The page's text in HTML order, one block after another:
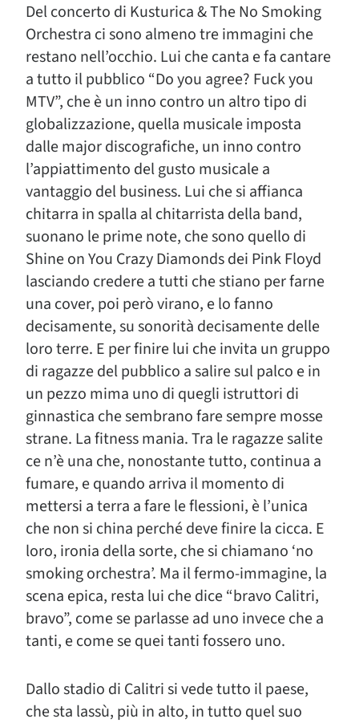
Del concerto di Kusturica & The No Smoking
Orchestra ci sono almeno tre immagini che
restano nell’occhio. Lui che canta e fa cantare
a tutto il pubblico “Do you agree? Fuck you
MTV”, che è un inno contro un altro tipo di
globalizzazione, quella musicale imposta
dalle major discografiche, un inno contro
l’appiattimento del gusto musicale a
vantaggio del business. Lui che si affianca
chitarra in spalla al chitarrista della band,
suonano le prime note, che sono quello di
Shine on You Crazy Diamonds dei Pink Floyd
lasciando credere a tutti che stiano per farne
una cover, poi però virano, e lo fanno
decisamente, su sonorità decisamente delle
loro terre. E per finire lui che invita un gruppo
di ragazze del pubblico a salire sul palco e in
un pezzo mima uno di quegli istruttori di
ginnastica che sembrano fare sempre mosse
strane. La fitness mania. Tra le ragazze salite
ce n’è una che, nonostante tutto, continua a
fumare, e quando arriva il momento di
mettersi a terra a fare le flessioni, è l’unica
che non si china perché deve finire la cicca. E
loro, ironia della sorte, che si chiamano ‘no
smoking orchestra’. Ma il fermo-immagine, la
scena epica, resta lui che dice “bravo Calitri,
bravo”, come se parlasse ad uno invece che a
tanti, e come se quei tanti fossero uno.
Dallo stadio di Calitri si vede tutto il paese,
che sta lassù, più in alto, in tutto quel suo